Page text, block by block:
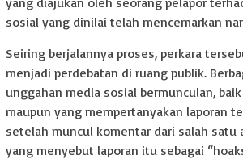
sosial yang dinilai telah mencemarkan
Seiring berjalannya proses, perkara
menjadi perdebatan di ruang publik.
unggahan media sosial bermunculan,
maupun yang mempertanyakan laporan
setelah muncul komentar dari salah satu
yang menyebut laporan itu sebagai